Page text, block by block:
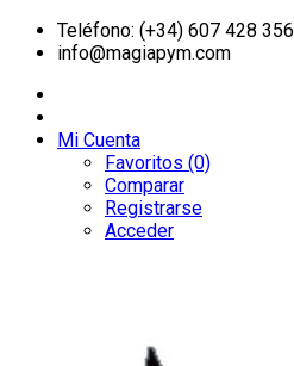
Teléfono: (+34) 607 428 356
info@magiapym.com
Mi Cuenta
Favoritos (0)
Comparar
Registrarse
Acceder